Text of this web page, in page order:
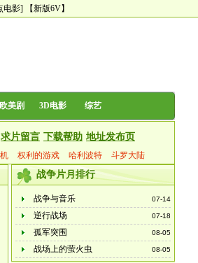
电影] 【新版6V】
欧美剧 3D电影 综艺
求片留言 下载帮助 地址发布页
权利的游戏 哈利波特
斗罗大陆
战争片月排行
07-14
战争与音乐
07-18
逆行战场
08-05
孤军突围
08-05
战场上的萤火虫